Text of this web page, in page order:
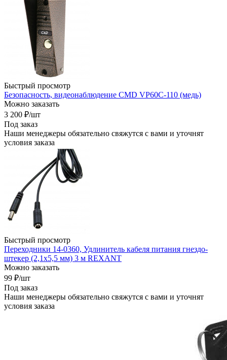
Быстрый просмотр
Безопасность, видеонаблюдение CMD VP60С-110 (медь)
Можно заказать
3 200 ₽/шт
Под заказ
Наши менеджеры обязательно свяжутся с вами и уточнят
условия заказа
Быстрый просмотр
Переходники 14-0360, Удлинитель кабеля питания гнездо-
штекер (2,1х5,5 мм) 3 м REXANT
Можно заказать
99 ₽/шт
Под заказ
Наши менеджеры обязательно свяжутся с вами и уточнят
условия заказа